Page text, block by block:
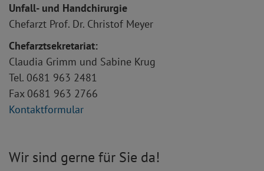
Unfall- und Handchirurgie
Chefarzt Prof. Dr. Christof Meyer
Chefarztsekretariat:
Claudia Grimm und Sabine Krug
Tel. 0681 963 2481
Fax 0681 963 2766
Kontaktformular
Wir sind gerne für Sie da!